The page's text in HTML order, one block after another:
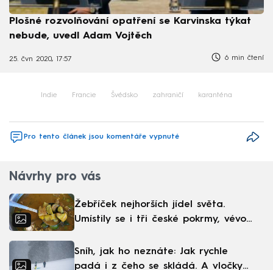
Plošné rozvolňování opatření se Karvinska týkat
nebude, uvedl Adam Vojtěch
25. čvn 2020, 17:57 6 min čtení
Indie Francie Švédsko zahraničí karanténa
Pro tento článek jsou komentáře vypnuté
Návrhy pro vás
Žebříček nejhorších jídel světa.
Umístily se i tři české pokrmy, vévodí
Sníh, jak ho neznáte: Jak rychle
padá i z čeho se skládá. A vločky